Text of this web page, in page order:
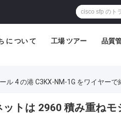
に つい て 工場 ツアー 品質
4 の港 C3KX-NM-1G をワイヤーで
トは 2960 積み重ねモ